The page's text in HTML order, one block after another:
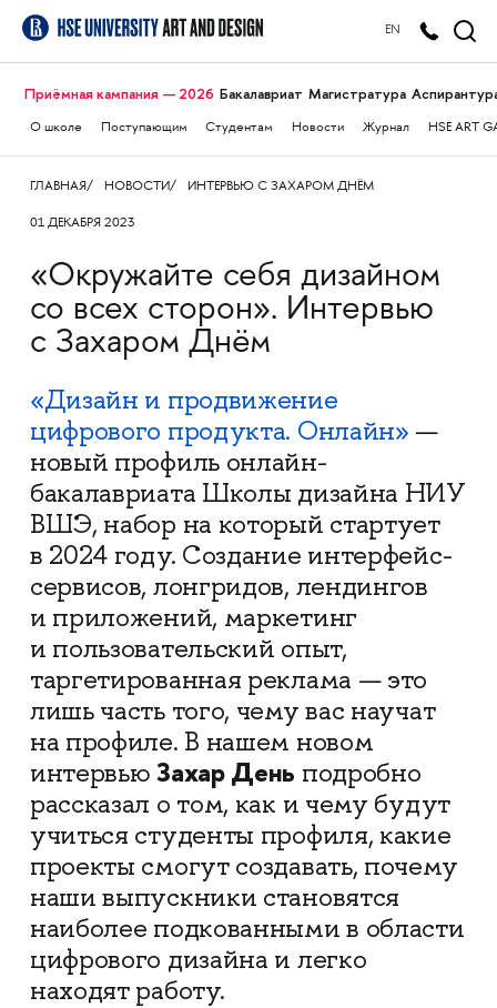
EN
Приёмная кампания — 2026 Бакалавриат Магистратура
О школе Поступающим Студентам Новости Журнал HSE ART
ГЛАВНАЯ НОВОСТИ ИНТЕРВЬЮ С ЗАХАРОМ ДНЁМ
01 ДЕКАБРЯ 2023
«Окружайте себя дизайном
со всех сторон». Интервью
с Захаром Днём
«Дизайн и продвижение
цифрового продукта. Онлайн» —
новый профиль онлайн-
бакалавриата Школы дизайна НИУ
ВШЭ, набор на который стартует
в 2024 году. Создание интерфейс-
сервисов, лонгридов, лендингов
и приложений, маркетинг
и пользовательский опыт,
таргетированная реклама — это
лишь часть того, чему вас научат
на профиле. В нашем новом
интервью Захар День подробно
рассказал о том, как и чему будут
учиться студенты профиля, какие
проекты смогут создавать, почему
наши выпускники становятся
наиболее подкованными в области
цифрового дизайна и легко
находят работу.